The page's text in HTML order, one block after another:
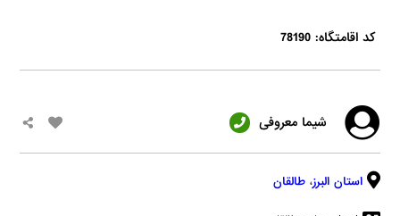
کد اقامتگاه: 78190
شیما معروفی
استان البرز، طالقان